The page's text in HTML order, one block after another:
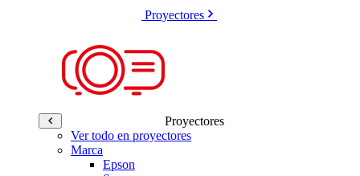
Proyectores
Proyectores
Ver todo en proyectores
Marca
Epson